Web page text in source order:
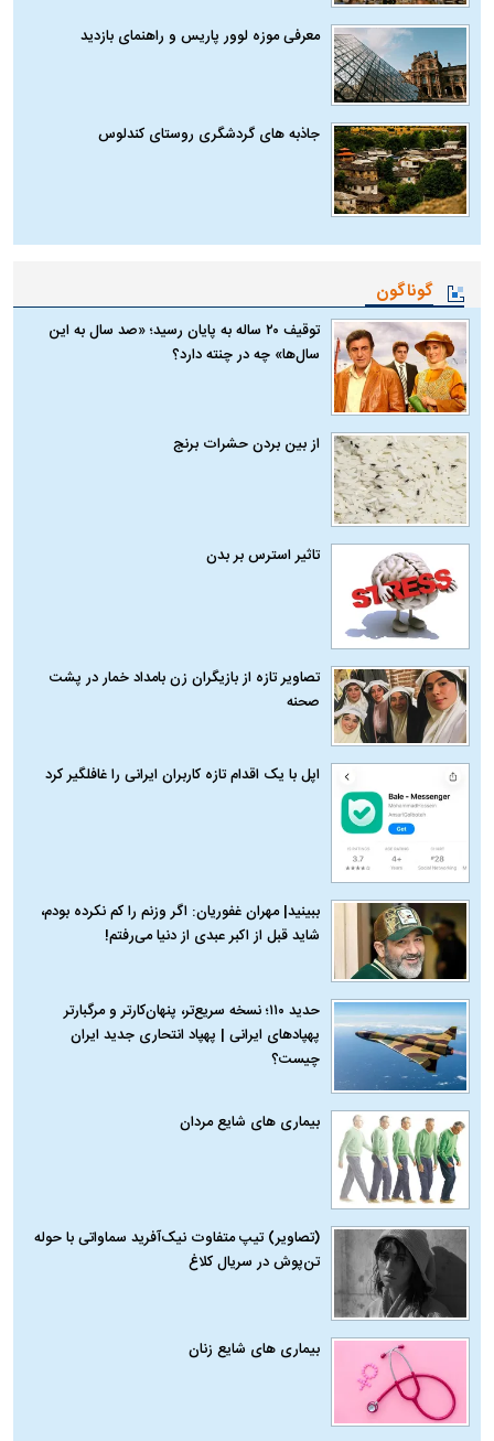
معرفی موزه لوور پاریس و راهنمای بازدید
جاذبه های گردشگری روستای کندلوس
گوناگون
توقیف ۲۰ ساله به پایان رسید؛ «صد سال به این
سال‌ها» چه در چنته دارد؟
از بین بردن حشرات برنج
تاثیر استرس بر بدن
تصاویر تازه از بازیگران زن بامداد خمار در پشت
صحنه
اپل با یک اقدام تازه کاربران ایرانی را غافلگیر کرد
ببینید| مهران غفوریان: اگر وزنم را کم نکرده بودم،
شاید قبل از اکبر عبدی از دنیا می‌رفتم!
حدید ۱۱۰؛ نسخه سریع‌تر، پنهان‌کارتر و مرگبارتر
پهپادهای ایرانی | پهپاد انتحاری جدید ایران
چیست؟
بیماری‌ های شایع مردان
(تصاویر) تیپ متفاوت نیک‌آفرید سماواتی با حوله
تن‌پوش در سریال کلاغ
بیماری‌ های شایع زنان